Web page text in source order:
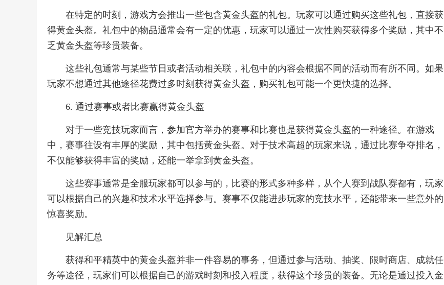
在特定的时刻，游戏方会推出一些包含黄金头盔的礼包。玩家可以通过购买这些礼包，直接获
得黄金头盔。礼包中的物品通常会有一定的优惠，玩家可以通过一次性购买获得多个奖励，其中不
乏黄金头盔等珍贵装备。
这些礼包通常与某些节日或者活动相关联，礼包中的内容会根据不同的活动而有所不同。如果
玩家不想通过其他途径花费过多时刻获得黄金头盔，购买礼包可能一个更快捷的选择。
6. 通过赛事或者比赛赢得黄金头盔
对于一些竞技玩家而言，参加官方举办的赛事和比赛也是获得黄金头盔的一种途径。在游戏
中，赛事往设有丰厚的奖励，其中包括黄金头盔。对于技术高超的玩家来说，通过比赛争夺排名，
不仅能够获得丰富的奖励，还能一举拿到黄金头盔。
这些赛事通常是全服玩家都可以参与的，比赛的形式多种多样，从个人赛到战队赛都有，玩家
可以根据自己的兴趣和技术水平选择参与。赛事不仅能进步玩家的竞技水平，还能带来一些意外的
惊喜奖励。
见解汇总
获得和平精英中的黄金头盔并非一件容易的事务，但通过参与活动、抽奖、限时商店、成就任
务等途径，玩家们可以根据自己的游戏时刻和投入程度，获得这个珍贵的装备。无论是通过投入金